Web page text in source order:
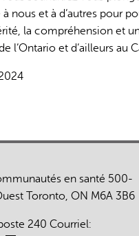
nous et à d’autres pour
la compréhension et
l’Ontario et d’ailleurs au
en santé 500-
Toronto, ON M6A 3B6
240 Courriel: